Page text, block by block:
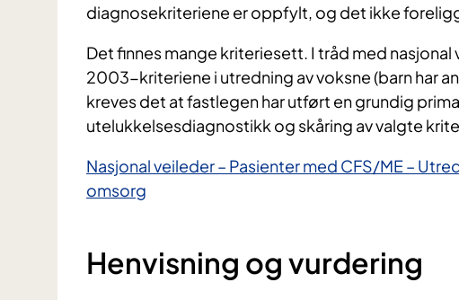
diagnosekriteriene er oppfylt, og det ikke
Det finnes mange kriteriesett. I tråd med
2003-kriteriene i utredning av voksne (barn har
kreves det at fastlegen har utført en grundig
utelukkelsesdiagnostikk og skåring av valgte
Nasjonal veileder – Pasienter med CFS/ME –
omsorg
Henvisning og vurdering